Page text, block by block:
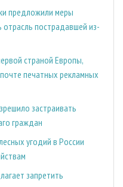
предложили меры
пострадавшей из-
страной Европы,
печатных рекламных
застраивать
граждан
угодий в России
запретить